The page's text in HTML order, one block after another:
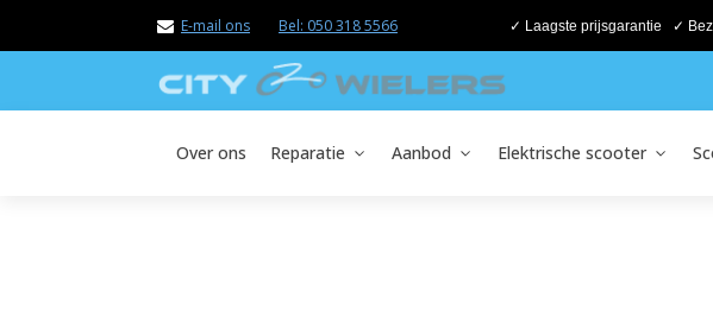
E-mail ons Bel: 050 318 5566 ✓ Laagste prijsgarantie ✓
Over ons Reparatie Aanbod Elektrische scooter